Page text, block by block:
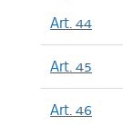
Art. 44
Art. 45
Art. 46